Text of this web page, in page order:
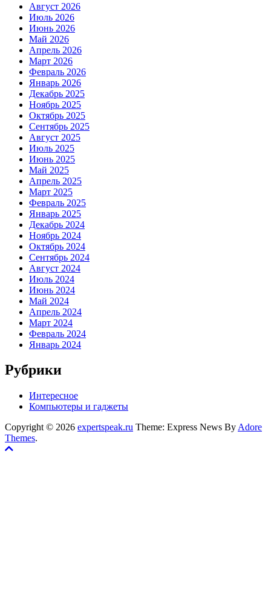
Август 2026
Июль 2026
Июнь 2026
Май 2026
Апрель 2026
Март 2026
Февраль 2026
Январь 2026
Декабрь 2025
Ноябрь 2025
Октябрь 2025
Сентябрь 2025
Август 2025
Июль 2025
Июнь 2025
Май 2025
Апрель 2025
Март 2025
Февраль 2025
Январь 2025
Декабрь 2024
Ноябрь 2024
Октябрь 2024
Сентябрь 2024
Август 2024
Июль 2024
Июнь 2024
Май 2024
Апрель 2024
Март 2024
Февраль 2024
Январь 2024
Рубрики
Интересное
Компьютеры и гаджеты
Copyright © 2026 expertspeak.ru Theme: Express News By Adore
Themes.